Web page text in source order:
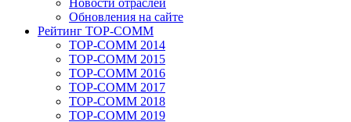
Новости отраслей
Обновления на сайте
Рейтинг TOP-COMM
TOP-COMM 2014
TOP-COMM 2015
TOP-COMM 2016
TOP-COMM 2017
TOP-COMM 2018
TOP-COMM 2019